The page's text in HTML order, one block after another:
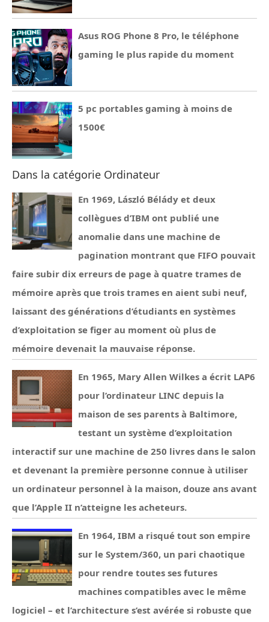
Asus ROG Phone 8 Pro, le téléphone
gaming le plus rapide du moment
5 pc portables gaming à moins de
1500€
Dans la catégorie Ordinateur
En 1969, László Bélády et deux
collègues d’IBM ont publié une
anomalie dans une machine de
pagination montrant que FIFO pouvait
faire subir dix erreurs de page à quatre trames de
mémoire après que trois trames en aient subi neuf,
laissant des générations d’étudiants en systèmes
d’exploitation se figer au moment où plus de
mémoire devenait la mauvaise réponse.
En 1965, Mary Allen Wilkes a écrit LAP6
pour l’ordinateur LINC depuis la
maison de ses parents à Baltimore,
testant un système d’exploitation
interactif sur une machine de 250 livres dans le salon
et devenant la première personne connue à utiliser
un ordinateur personnel à la maison, douze ans avant
que l’Apple II n’atteigne les acheteurs.
En 1964, IBM a risqué tout son empire
sur le System/360, un pari chaotique
pour rendre toutes ses futures
machines compatibles avec le même
logiciel – et l’architecture s’est avérée si robuste que